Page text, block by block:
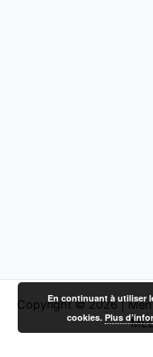
Copyright © 2026 |
En continuant à utiliser
cookies.Plus